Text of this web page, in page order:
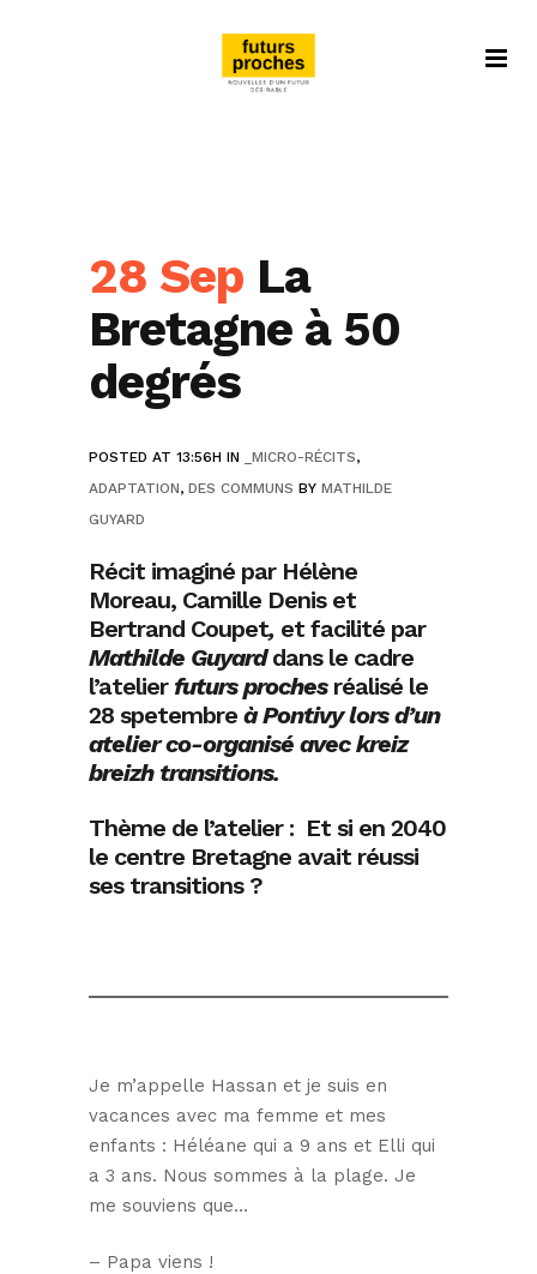
28 Sep La
Bretagne à 50
degrés
POSTED AT 13:56H IN _MICRO-RÉCITS,
ADAPTATION, DES COMMUNS BY MATHILDE
GUYARD
Récit imaginé par Hélène
Moreau, Camille Denis et
Bertrand Coupet, et facilité par
Mathilde Guyarddans le cadre
l’atelier futurs prochesréalisé le
28 spetembre à Pontivy lors d’un
atelier co-organisé avec kreiz
breizh transitions.
Thème de l’atelier : Et si en 2040
le centre Bretagne avait réussi
ses transitions ?
Je m’appelle Hassan et je suis en
vacances avec ma femme et mes
enfants : Héléane qui a 9 ans et Elli qui
a 3 ans. Nous sommes à la plage. Je
me souviens que…
– Papa viens !